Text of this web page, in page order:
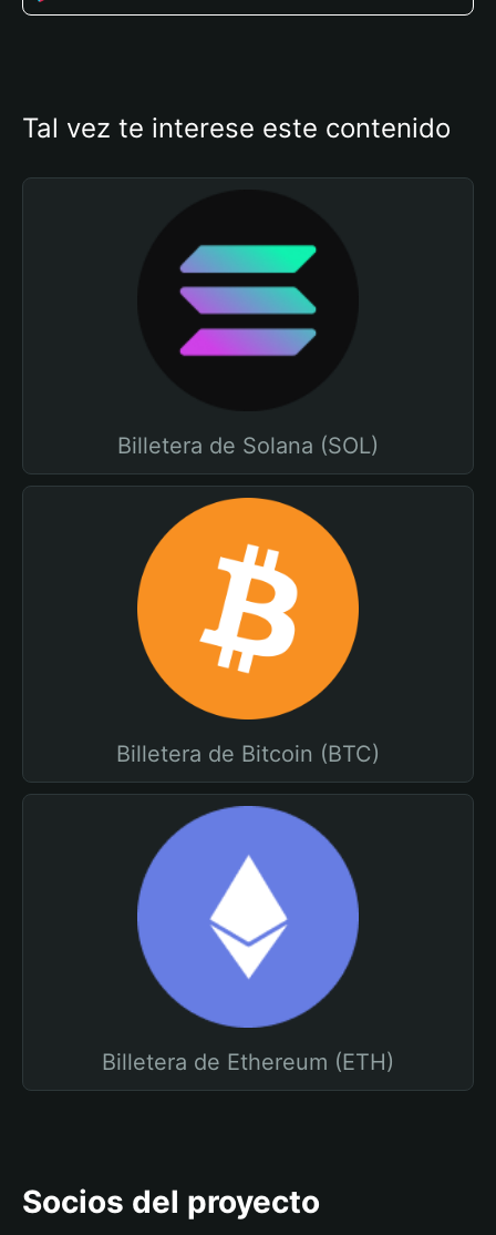
Tal vez te interese este contenido
Billetera de Solana (SOL)
Billetera de Bitcoin (BTC)
Billetera de Ethereum (ETH)
Socios del proyecto